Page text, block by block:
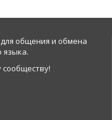
общения и обмена
языка.